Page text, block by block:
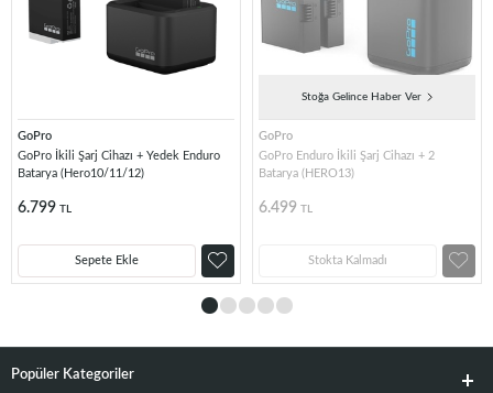
GoPro
GoPro İkili Şarj Cihazı + Yedek Enduro
Batarya (Hero10/11/12)
6.799 TL
Sepete Ekle
Stoğa Gelince Haber Ver
GoPro
GoPro Enduro İkili Şarj Cihazı + 2
Batarya (HERO13)
6.499 TL
Stokta Kalmadı
Popüler Kategoriler